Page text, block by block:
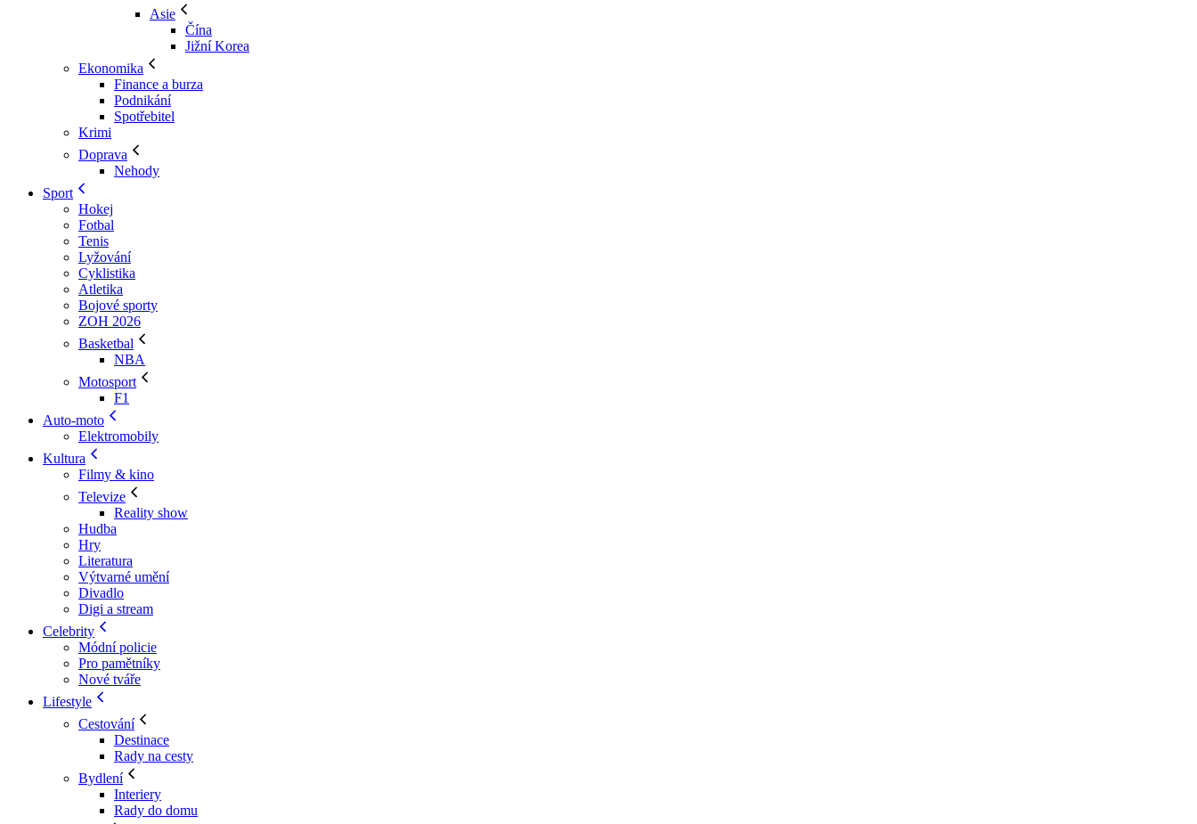
Asie
Čína
Jižní Korea
Ekonomika
Finance a burza
Podnikání
Spotřebitel
Krimi
Doprava
Nehody
Sport
Hokej
Fotbal
Tenis
Lyžování
Cyklistika
Atletika
Bojové sporty
ZOH 2026
Basketbal
NBA
Motosport
F1
Auto-moto
Elektromobily
Kultura
Filmy & kino
Televize
Reality show
Hudba
Hry
Literatura
Výtvarné umění
Divadlo
Digi a stream
Celebrity
Módní policie
Pro pamětníky
Nové tváře
Lifestyle
Cestování
Destinace
Rady na cesty
Bydlení
Interiery
Rady do domu